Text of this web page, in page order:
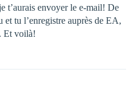
t’aurais envoyer le e-mail! De
et tu l’enregistre auprès de EA,
Et voilà!